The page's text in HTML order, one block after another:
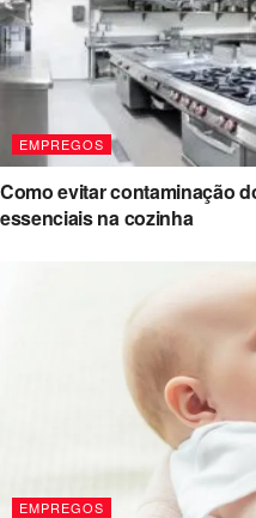
EMPREGOS
Como evitar contaminação
essenciais na cozinha
EMPREGOS